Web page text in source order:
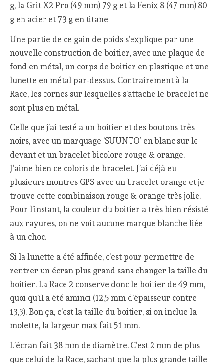
g, la Grit X2 Pro (49 mm) 79 g et la Fenix 8 (47 mm) 80
g en acier et 73 g en titane.
Une partie de ce gain de poids s’explique par une
nouvelle construction de boitier, avec une plaque de
fond en métal, un corps de boitier en plastique et une
lunette en métal par-dessus. Contrairement à la
Race, les cornes sur lesquelles s’attache le bracelet ne
sont plus en métal.
Celle que j’ai testé a un boitier et des boutons très
noirs, avec un marquage ‘SUUNTO’ en blanc sur le
devant et un bracelet bicolore rouge & orange.
J’aime bien ce coloris de bracelet. J’ai déjà eu
plusieurs montres GPS avec un bracelet orange et je
trouve cette combinaison rouge & orange très jolie.
Pour l’instant, la couleur du boitier a très bien résisté
aux rayures, on ne voit aucune marque blanche liée
à un choc.
Si la lunette a été affinée, c’est pour permettre de
rentrer un écran plus grand sans changer la taille du
boitier. La Race 2 conserve donc le boitier de 49 mm,
quoi qu’il a été aminci (12,5 mm d’épaisseur contre
13,3). Bon ça, c’est la taille du boitier, si on inclue la
molette, la largeur max fait 51 mm.
L’écran fait 38 mm de diamètre. C’est 2 mm de plus
que celui de la Race, sachant que la plus grande taille